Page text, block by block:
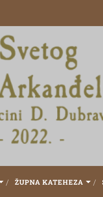
ŽUPNA KATEHEZA